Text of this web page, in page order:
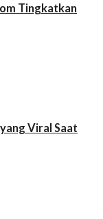
Tingkatkan
Viral Saat